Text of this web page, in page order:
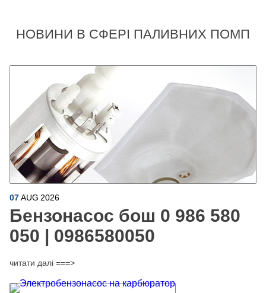
НОВИНИ В СФЕРІ ПАЛИВНИХ ПОМП
07AUG 2026
Бензонасос бош 0 986 580
050 | 0986580050
читати далі ===>